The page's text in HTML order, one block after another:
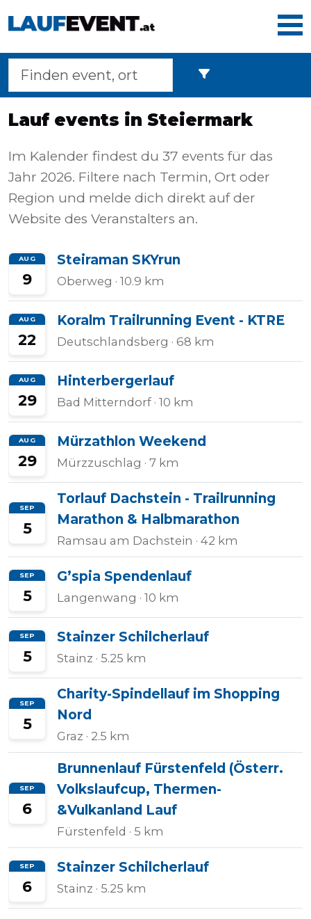
Home
Langstreckenmarsche
Marathons
Halbmarathons
OCR
Wien
Virtuelle
Läufe
Kinder
events
Tempo
Rechner
Wettkampfzeit-
Prognose
Herzfrequenzzonen
Event
Lauf events in Steiermark
Im Kalender findest du 37 events für das
Jahr 2026. Filtere nach Termin, Ort oder
Region und melde dich direkt auf der
Website des Veranstalters an.
AUG
9
Steiraman SKYrun
Oberweg · 10.9 km
AUG
22
Koralm Trailrunning Event - KTRE
Deutschlandsberg · 68 km
AUG
29
Hinterbergerlauf
Bad Mitterndorf · 10 km
AUG
29
Mürzathlon Weekend
Mürzzuschlag · 7 km
SEP
5
Torlauf Dachstein - Trailrunning
Marathon & Halbmarathon
Ramsau am Dachstein · 42 km
SEP
5
G’spia Spendenlauf
Langenwang · 10 km
SEP
5
Stainzer Schilcherlauf
Stainz · 5.25 km
SEP
5
Charity-Spindellauf im Shopping
Nord
Graz · 2.5 km
SEP
6
Brunnenlauf Fürstenfeld (Österr.
Volkslaufcup, Thermen-
&Vulkanland Lauf
Fürstenfeld · 5 km
SEP
6
Stainzer Schilcherlauf
Stainz · 5.25 km